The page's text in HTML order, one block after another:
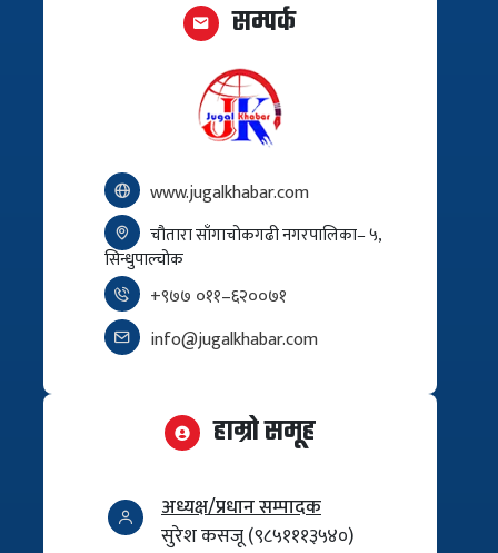
सम्पर्क
www.jugalkhabar.com
चौतारा साँगाचोकगढी नगरपालिका– ५,
सिन्धुपाल्चोक
+९७७ ०११–६२००७१
info@jugalkhabar.com
हाम्रो समूह
अध्यक्ष/प्रधान सम्पादक
सुरेश कसजू (९८५१११३५४०)